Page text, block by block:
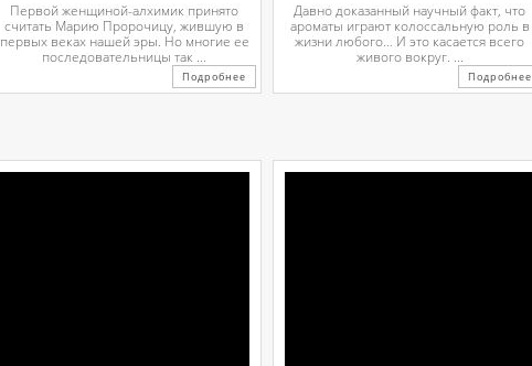
Первой женщиной-алхимик принято
считать Марию Пророчицу, жившую в
первых веках нашей эры. Но многие ее
последовательницы так ...
Подробнее
Давно доказанный научный факт, что
ароматы играют колоссальную роль в
жизни любого… И это касается всего
живого вокруг. ...
Подробнее